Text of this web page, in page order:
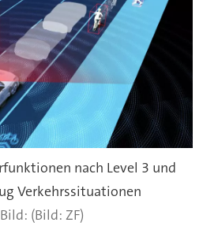
nach Level 3 und
Verkehrssituationen
(Bild: ZF)